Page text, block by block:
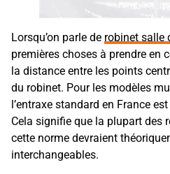
Lorsqu’on parle de robinet salle
premières choses à prendre en
la distance entre les points
du robinet. Pour les modèles
l’entraxe standard en France
Cela signifie que la plupart des
cette norme devraient
interchangeables.